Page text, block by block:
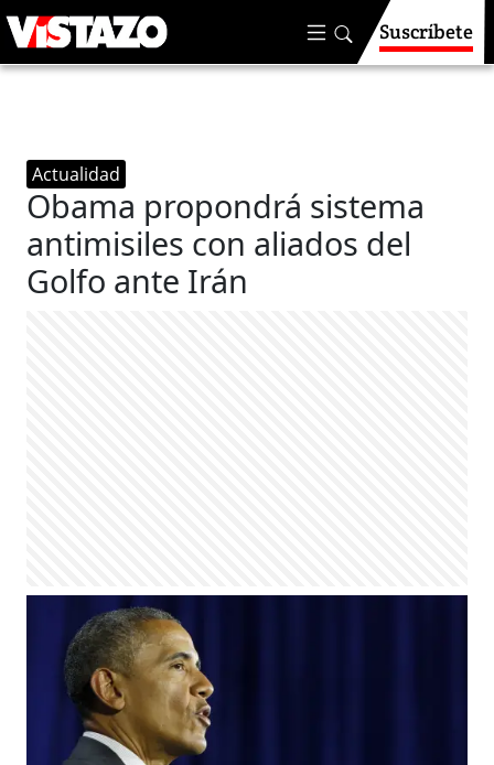
Suscríbete
Actualidad
Obama propondrá sistema
antimisiles con aliados del
Golfo ante Irán